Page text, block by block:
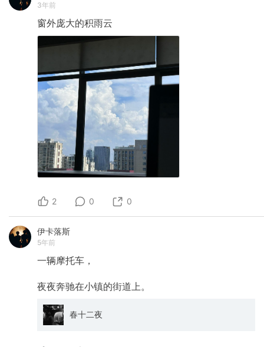
3年前
窗外庞大的积雨云
2 0 0
伊卡落斯
5年前
一辆摩托车，
夜夜奔驰在小镇的街道上。
春十二夜